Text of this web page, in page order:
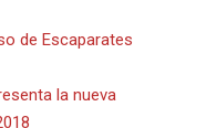
de Escaparates
la nueva